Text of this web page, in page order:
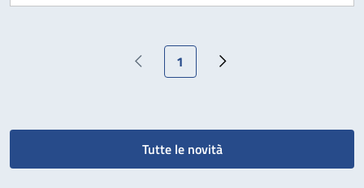
Pagina precedente
Pagina attuale
1 Pagina successiva
Tutte le novità